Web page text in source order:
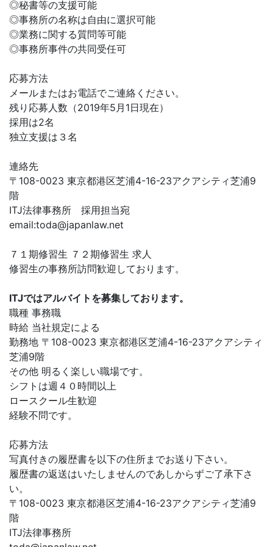
◎秘書等の支援可能
◎事務所の名称は自由に選択可能
◎業務に関する質問等可能
◎事務所事件の共同受任可
応募方法
メールまたはお電話でご連絡ください。
残り応募人数（2019年5月1日現在）
採用は2名
独立支援は３名
連絡先
〒108-0023 東京都港区芝浦4-16-23アクアシティ芝浦9
階
ITJ法律事務所 採用担当宛
email:toda@japanlaw.net
７１期修習生 ７２期修習生 求人
修習生の事務所訪問歓迎しております。
ITJではアルバイトを募集しております。
職種 事務職
時給 当社規定による
勤務地 〒108-0023 東京都港区芝浦4-16-23アクアシティ
芝浦9階
その他 明るく楽しい職場です。
シフトは週４０時間以上
ロースクール生歓迎
経験不問です。
応募方法
写真付きの履歴書を以下の住所までお送り下さい。
履歴書の返送はいたしませんのであしからずご了承下さ
い。
〒108-0023 東京都港区芝浦4-16-23アクアシティ芝浦9
階
ITJ法律事務所